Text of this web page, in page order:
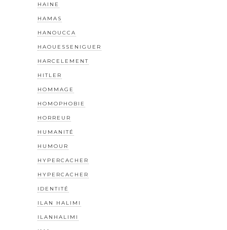
HAINE
HAMAS
HANOUCCA
HAOUESSENIGUER
HARCELEMENT
HITLER
HOMMAGE
HOMOPHOBIE
HORREUR
HUMANITÉ
HUMOUR
HYPERCACHER
HYPERCACHER
IDENTITÉ
ILAN HALIMI
ILANHALIMI